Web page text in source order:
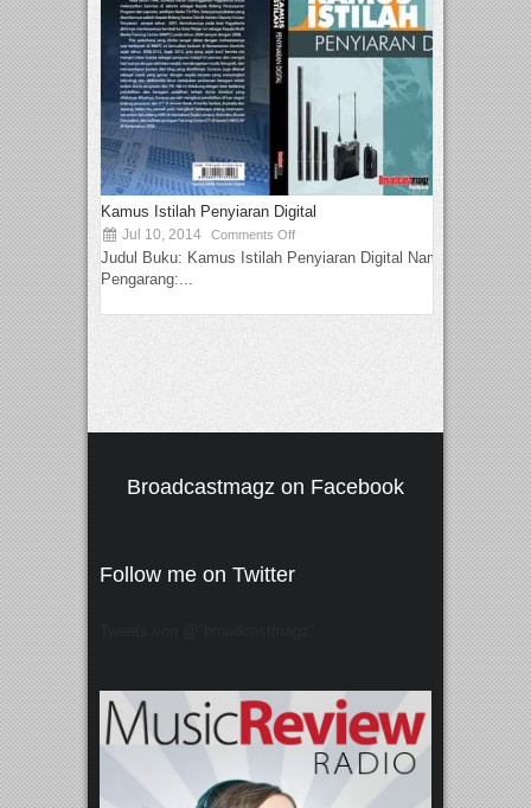
Kamus Istilah Penyiaran Digital
Jul 10, 2014 Comments Off
Judul Buku: Kamus Istilah Penyiaran Digital Nama
Pengarang:...
Broadcastmagz on Facebook
Follow me on Twitter